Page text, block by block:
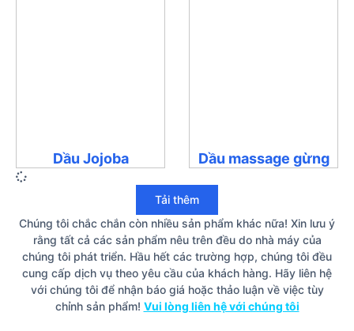
Dầu Jojoba Dầu massage gừng
Tải thêm
Chúng tôi chắc chắn còn nhiều sản phẩm khác nữa! Xin lưu ý
rằng tất cả các sản phẩm nêu trên đều do nhà máy của
chúng tôi phát triển. Hầu hết các trường hợp, chúng tôi đều
cung cấp dịch vụ theo yêu cầu của khách hàng. Hãy liên hệ
với chúng tôi để nhận báo giá hoặc thảo luận về việc tùy
chỉnh sản phẩm! Vui lòng liên hệ với chúng tôi